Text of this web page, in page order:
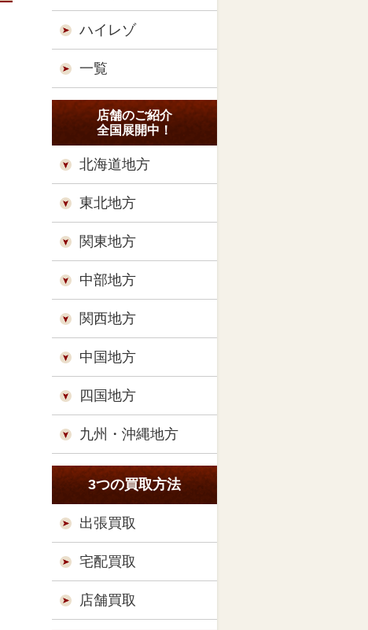
ハイレゾ
一覧
店舗のご紹介
全国展開中！
北海道地方
東北地方
関東地方
中部地方
関西地方
中国地方
四国地方
九州・沖縄地方
3つの買取方法
出張買取
宅配買取
店舗買取